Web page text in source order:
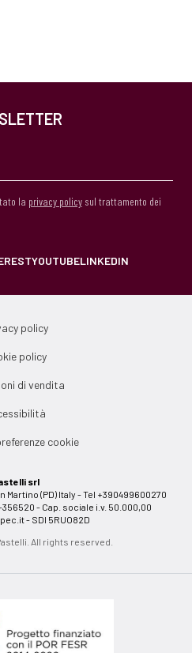
la privacy policy sul trattamento dei
YOUTUBELINKEDIN
policy
policy
di vendita
cookie
srl
Martino (PD) Italy - Tel +390499600270
356520 - Cap. sociale i.v. 50.000,00
- SDI 5RUO82D
All rights reserved.